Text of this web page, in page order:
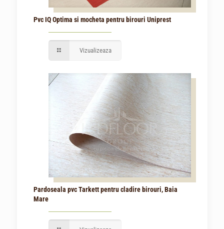
Pvc IQ Optima si mocheta pentru birouri Uniprest
Vizualizeaza
Pardoseala pvc Tarkett pentru cladire birouri, Baia
Mare